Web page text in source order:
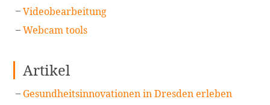
Videobearbeitung
Webcam tools
Artikel
Gesundheitsinnovationen in Dresden erleben